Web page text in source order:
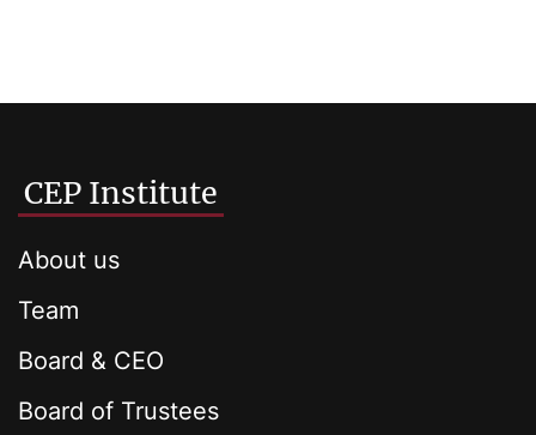
CEP Institute
About us
Team
Board & CEO
Board of Trustees